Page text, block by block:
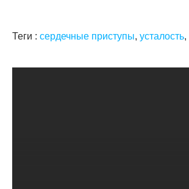
Теги : сердечные приступы, усталость,